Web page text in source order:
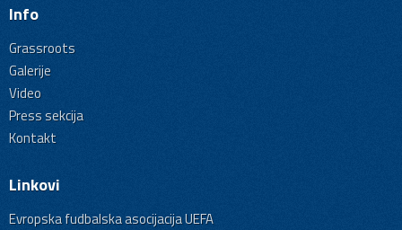
Info
Grassroots
Galerije
Video
Press sekcija
Kontakt
Linkovi
Evropska fudbalska asocijacija UEFA